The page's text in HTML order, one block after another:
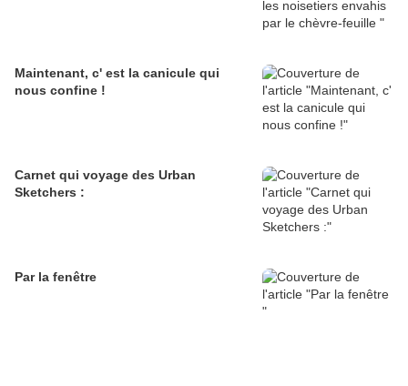
Maintenant, c' est la canicule qui
nous confine !
Carnet qui voyage des Urban
Sketchers :
Par la fenêtre